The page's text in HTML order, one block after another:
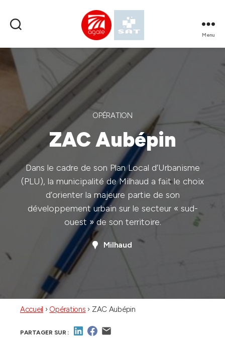
SPL
AGATE
Menu
OPÉRATION
ZAC Aubépin
Dans le cadre de son Plan Local d’Urbanisme
(PLU), la municipalité de Milhaud a fait le choix
d’orienter la majeure partie de son
développement urbain sur le secteur « sud-
ouest » de son territoire.
Milhaud
Accueil › Opérations › ZAC Aubépin
PARTAGER SUR :